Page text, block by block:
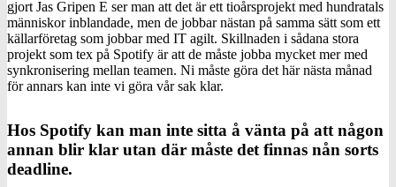
gjort Jas Gripen E ser man att det är ett tioårsprojekt med hundratals
människor inblandade, men de jobbar nästan på samma sätt som ett
källarföretag som jobbar med IT agilt. Skillnaden i sådana stora
projekt som tex på Spotify är att de måste jobba mycket mer med
synkronisering mellan teamen. Ni måste göra det här nästa månad
för annars kan inte vi göra vår sak klar.
Hos Spotify kan man inte sitta å vänta på att någon
annan blir klar utan där måste det finnas nån sorts
deadline.